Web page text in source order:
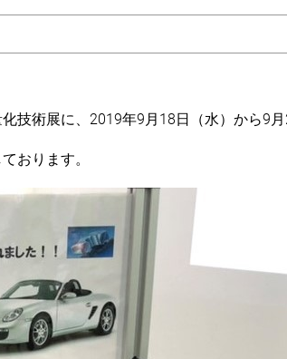
術展に、2019年9月18日（水）から9月
おります。